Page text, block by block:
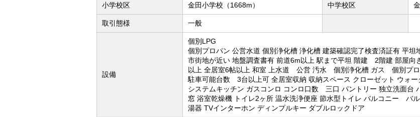
小学校区 金田小学校（1668m） 中学校区
取引態様 一般
設備
個別LPG
個別プロパン 公営水道 個別浄化槽 浄化槽 建築確認完了検査済証有 平
市街地が近い 地盤調査書有 前道6m以上 駅まで平坦 階建 2階建 部屋
以上 全居室6帖以上 和室 上水道 公営 汚水 個別浄化槽 ガス 個別プロ
駐車可能台数 3台以上可 全居室収納 収納スペース クローゼット ウォ
システムキッチン ガスコンロ コンロ口数 三口 パントリー 独立洗面台
窓 浴室乾燥機 トイレ2ヶ所 温水洗浄便座 節水型トイレ バルコニー バ
湯器 TVインターホン ディンプルキー ダブルロックドア